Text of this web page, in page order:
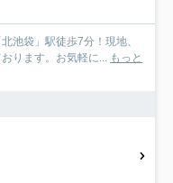
池袋」駅徒歩7分！現地、
ります。お気軽に... もっと